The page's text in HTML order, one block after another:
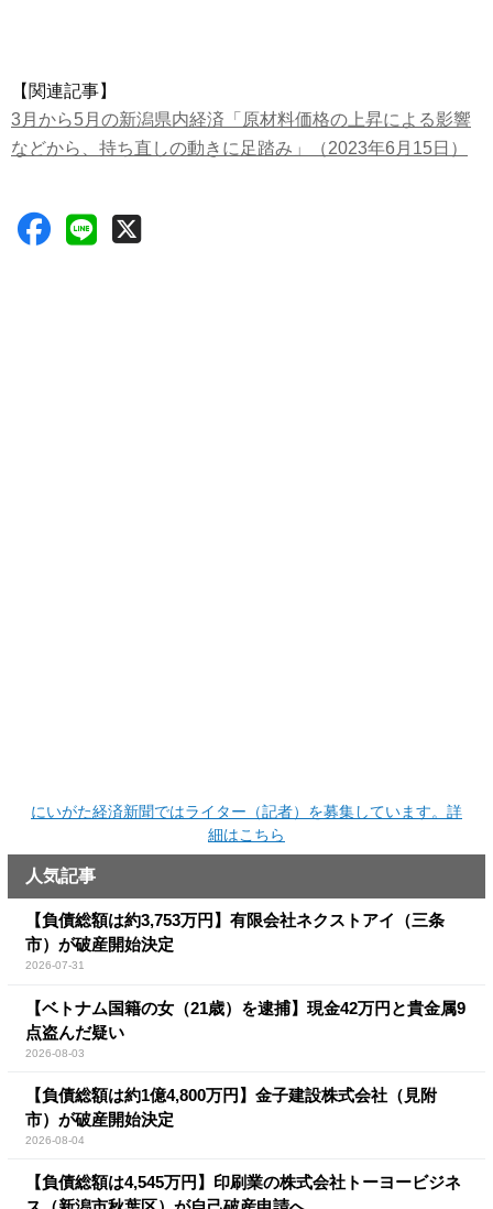
【関連記事】
3月から5月の新潟県内経済「原材料価格の上昇による影響
などから、持ち直しの動きに足踏み」（2023年6月15日）
にいがた経済新聞ではライター（記者）を募集しています。詳
細はこちら
人気記事
【負債総額は約3,753万円】有限会社ネクストアイ（三条
市）が破産開始決定
2026-07-31
【ベトナム国籍の女（21歳）を逮捕】現金42万円と貴金属9
点盗んだ疑い
2026-08-03
【負債総額は約1億4,800万円】金子建設株式会社（見附
市）が破産開始決定
2026-08-04
【負債総額は4,545万円】印刷業の株式会社トーヨービジネ